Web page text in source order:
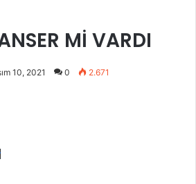
Mİ VARDI
10, 2021 0 2.671